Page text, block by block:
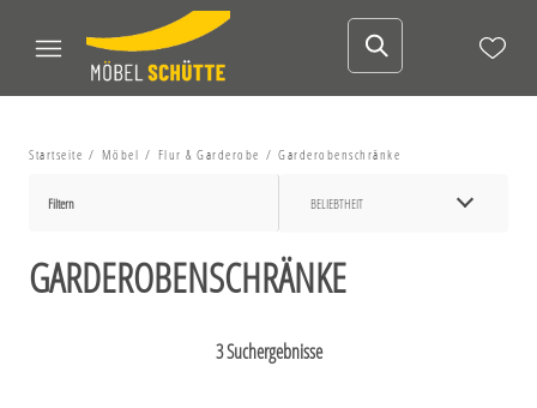
Startseite Möbel Flur & Garderobe Garderobenschränke
Filtern BELIEBTHEIT
GARDEROBENSCHRÄNKE
3 Suchergebnisse